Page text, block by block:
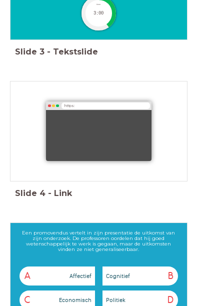
timer
3:00
Slide 3 - Tekstslide
https:
Slide 4 - Link
Een promovendus vertelt in zijn presentatie de uitkomst van
zijn onderzoek. De professoren oordelen dat hij goed
wetenschappelijk te werk is gegaan, maar de uitkomsten
vinden ze niet generaliseerbaar.
A Affectief B
Cognitief
C Economisch D
Politiek